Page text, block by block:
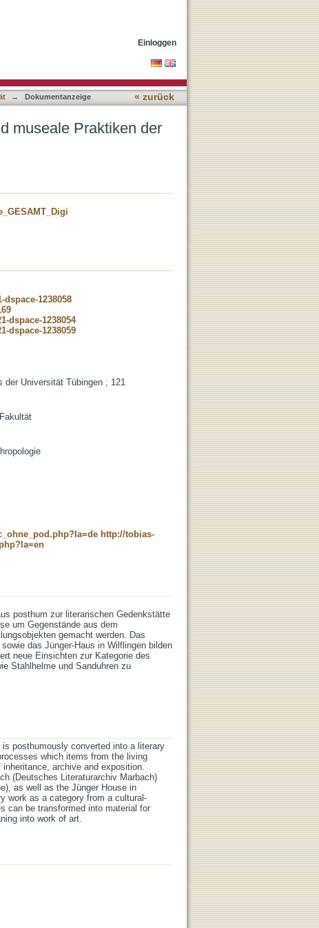
Einloggen
→ Dokumentanzeige « zurück
museale Praktiken der
1238058
dspace-1238054
dspace-1238059
der Universität Tübingen ; 121
http://tobias-
posthum zur literarischen Gedenkstätte
um Gegenstände aus dem
gemacht werden. Das
das Jünger-Haus in Wilflingen bilden
neue Einsichten zur Kategorie des
Stahlhelme und Sanduhren zu
posthumously converted into a literary
which items from the living
archive and exposition.
(Deutsches Literaturarchiv Marbach)
as well as the Jünger House in
work as a category from a cultural-
can be transformed into material for
into work of art.